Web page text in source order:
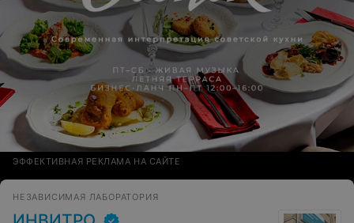
ЭФФЕКТИВНАЯ РЕКЛАМА НА САЙТЕ
НЕЗАВИСИМАЯ ЛАБОРАТОРИЯ